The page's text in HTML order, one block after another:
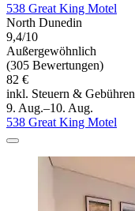
538 Great King Motel
North Dunedin
9,4/10
Außergewöhnlich
(305 Bewertungen)
82 €
inkl. Steuern & Gebühren
9. Aug.–10. Aug.
538 Great King Motel